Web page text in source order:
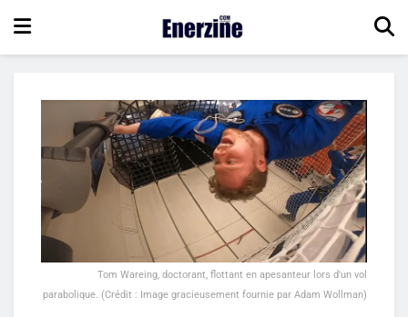
Tom Wareing, doctorant, flottant en apesanteur lors d'un vol
parabolique. (Crédit : Image gracieusement fournie par Adam Wollman)